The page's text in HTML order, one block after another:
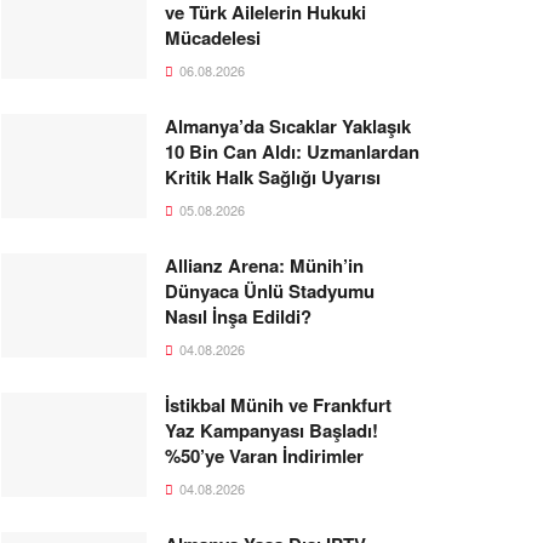
ve Türk Ailelerin Hukuki
Mücadelesi
06.08.2026
Almanya’da Sıcaklar Yaklaşık
10 Bin Can Aldı: Uzmanlardan
Kritik Halk Sağlığı Uyarısı
05.08.2026
Allianz Arena: Münih’in
Dünyaca Ünlü Stadyumu
Nasıl İnşa Edildi?
04.08.2026
İstikbal Münih ve Frankfurt
Yaz Kampanyası Başladı!
%50’ye Varan İndirimler
04.08.2026